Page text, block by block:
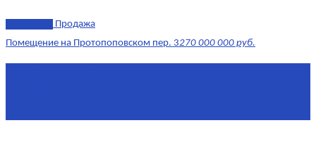
Продажа
Помещение на Протопоповском пер. 3270 000 000 руб.